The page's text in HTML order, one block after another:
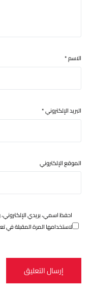
الاسم*
البريد الإلكتروني*
الموقع الإلكتروني
احفظ اسمي، بريدي
لاستخدامها المرة المقبلة في